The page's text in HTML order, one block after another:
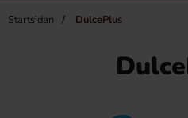
Startsidan DulcePlus